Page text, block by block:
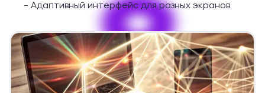
- Адаптивный интерфейс для разных экранов